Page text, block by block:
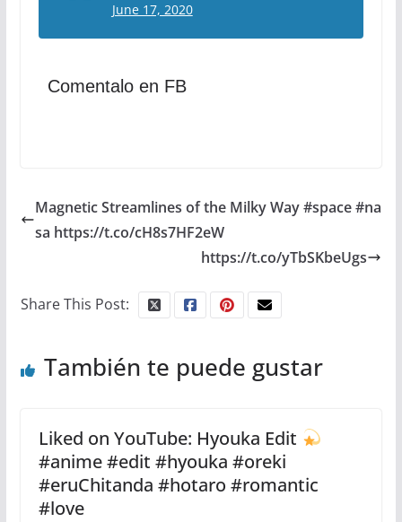
June 17, 2020
Comentalo en FB
Magnetic Streamlines of the Milky Way #space #na
sa https://t.co/cH8s7HF2eW
https://t.co/yTbSKbeUgs
Share This Post:
También te puede gustar
Liked on YouTube: Hyouka Edit
#anime #edit #hyouka #oreki
#eruChitanda #hotaro #romantic
#love